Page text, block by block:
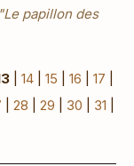
papillon des
14 15 16 17
28 29 30 31